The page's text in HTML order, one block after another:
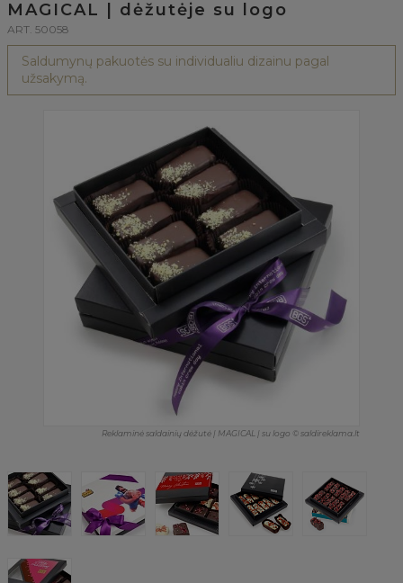
MAGICAL | dėžutėje su logo
ART. 50058
Saldumynų pakuotės su individualiu dizainu pagal
užsakymą.
Reklaminė saldainių dėžutė | MAGICAL | su logo © saldireklama.lt